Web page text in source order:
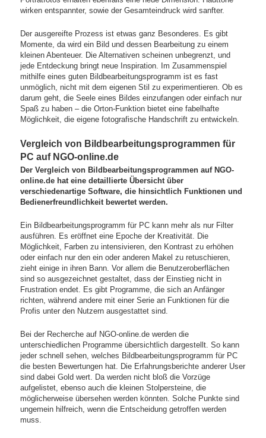
wirken entspannter, sowie der Gesamteindruck wird sanfter.
Der ausgereifte Prozess ist etwas ganz Besonderes. Es gibt
Momente, da wird ein Bild und dessen Bearbeitung zu einem
kleinen Abenteuer. Die Alternativen scheinen unbegrenzt, und
jede Entdeckung bringt neue Inspiration. Im Zusammenspiel
mithilfe eines guten Bildbearbeitungsprogramm ist es fast
unmöglich, nicht mit dem eigenen Stil zu experimentieren. Ob es
darum geht, die Seele eines Bildes einzufangen oder einfach nur
Spaß zu haben – die Orton-Funktion bietet eine fabelhafte
Möglichkeit, die eigene fotografische Handschrift zu entwickeln.
Vergleich von Bildbearbeitungsprogrammen für
PC auf NGO-online.de
Der Vergleich von Bildbearbeitungsprogrammen auf NGO-
online.de hat eine detaillierte Übersicht über
verschiedenartige Software, die hinsichtlich Funktionen und
Bedienerfreundlichkeit bewertet werden.
Ein Bildbearbeitungsprogramm für PC kann mehr als nur Filter
ausführen. Es eröffnet eine Epoche der Kreativität. Die
Möglichkeit, Farben zu intensivieren, den Kontrast zu erhöhen
oder einfach nur den ein oder anderen Makel zu retuschieren,
zieht einige in ihren Bann. Vor allem die Benutzeroberflächen
sind so ausgezeichnet gestaltet, dass der Einstieg nicht in
Frustration endet. Es gibt Programme, die sich an Anfänger
richten, während andere mit einer Serie an Funktionen für die
Profis unter den Nutzern ausgestattet sind.
Bei der Recherche auf NGO-online.de werden die
unterschiedlichen Programme übersichtlich dargestellt. So kann
jeder schnell sehen, welches Bildbearbeitungsprogramm für PC
die besten Bewertungen hat. Die Erfahrungsberichte anderer User
sind dabei Gold wert. Da werden nicht bloß die Vorzüge
aufgelistet, ebenso auch die kleinen Stolpersteine, die
möglicherweise übersehen werden könnten. Solche Punkte sind
ungemein hilfreich, wenn die Entscheidung getroffen werden
muss.